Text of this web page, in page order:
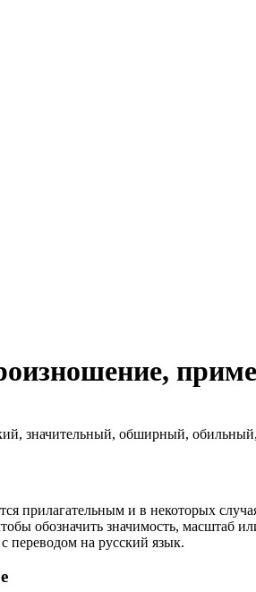
значительный, обширный,
прилагательным и в некоторых
обозначить значимость, масштаб
переводом на русский язык.